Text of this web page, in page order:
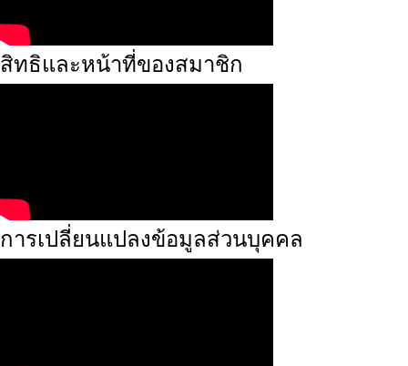
สิทธิและหน้าที่ของสมาชิก
การเปลี่ยนแปลงข้อมูลส่วนบุคคล